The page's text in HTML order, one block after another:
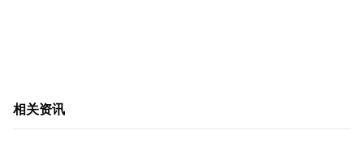
相关资讯